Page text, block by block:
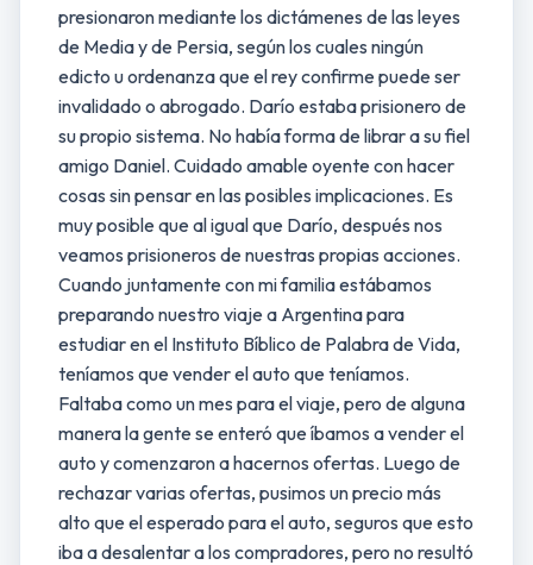
presionaron mediante los dictámenes de las leyes
de Media y de Persia, según los cuales ningún
edicto u ordenanza que el rey confirme puede ser
invalidado o abrogado. Darío estaba prisionero de
su propio sistema. No había forma de librar a su fiel
amigo Daniel. Cuidado amable oyente con hacer
cosas sin pensar en las posibles implicaciones. Es
muy posible que al igual que Darío, después nos
veamos prisioneros de nuestras propias acciones.
Cuando juntamente con mi familia estábamos
preparando nuestro viaje a Argentina para
estudiar en el Instituto Bíblico de Palabra de Vida,
teníamos que vender el auto que teníamos.
Faltaba como un mes para el viaje, pero de alguna
manera la gente se enteró que íbamos a vender el
auto y comenzaron a hacernos ofertas. Luego de
rechazar varias ofertas, pusimos un precio más
alto que el esperado para el auto, seguros que esto
iba a desalentar a los compradores, pero no resultó